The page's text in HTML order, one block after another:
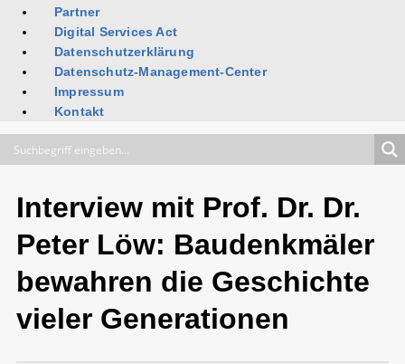
Partner
Digital Services Act
Datenschutzerklärung
Datenschutz-Management-Center
Impressum
Kontakt
Interview mit Prof. Dr. Dr.
Peter Löw: Baudenkmäler
bewahren die Geschichte
vieler Generationen